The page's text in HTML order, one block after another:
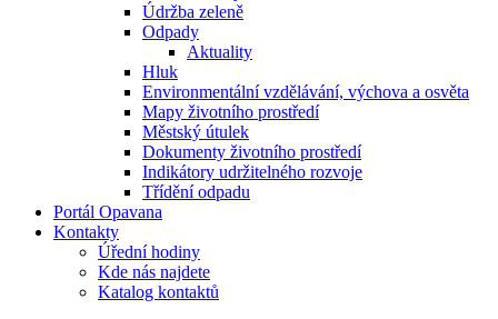
Údržba zeleně
Odpady
Aktuality
Hluk
Environmentální vzdělávání, výchova a osvěta
Mapy životního prostředí
Městský útulek
Dokumenty životního prostředí
Indikátory udržitelného rozvoje
Třídění odpadu
Portál Opavana
Kontakty
Úřední hodiny
Kde nás najdete
Katalog kontaktů